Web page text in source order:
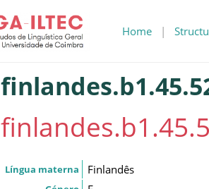
Home |
Língua materna Finlandês